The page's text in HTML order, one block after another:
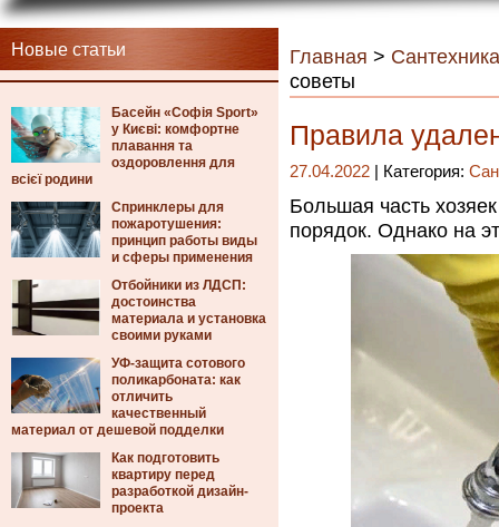
Новые статьи
Басейн «Софія Sport»
у Києві: комфортне
плавання та
оздоровлення для
всієї родини
Спринклеры для
пожаротушения:
принцип работы виды
и сферы применения
Отбойники из ЛДСП:
достоинства
материала и установка
своими руками
УФ-защита сотового
поликарбоната: как
отличить
качественный
материал от дешевой подделки
Как подготовить
квартиру перед
разработкой дизайн-
проекта
Главная > Сантехника
советы
Правила
27.04.2022 | Категория:
Большая часть
порядок. Однако на